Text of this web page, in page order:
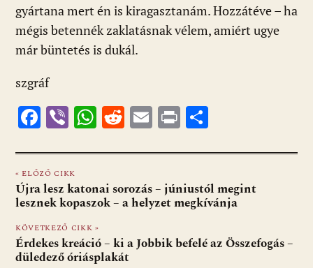
gyártana mert én is kiragasztanám. Hozzátéve – ha
mégis betennék zaklatásnak vélem, amiért ugye
már büntetés is dukál.
szgráf
F
e
b
o
o
k
Vi
er
W
at
s
A
p
p
R
d
di
t
E
ai
l
Pr
t za
m
e
« ELŐZŐ CIKK
Újra lesz katonai sorozás – júniustól megint
lesznek kopaszok – a helyzet megkívánja
KÖVETKEZŐ CIKK »
Érdekes kreáció – ki a Jobbik befelé az Összefogás –
düledező óriásplakát